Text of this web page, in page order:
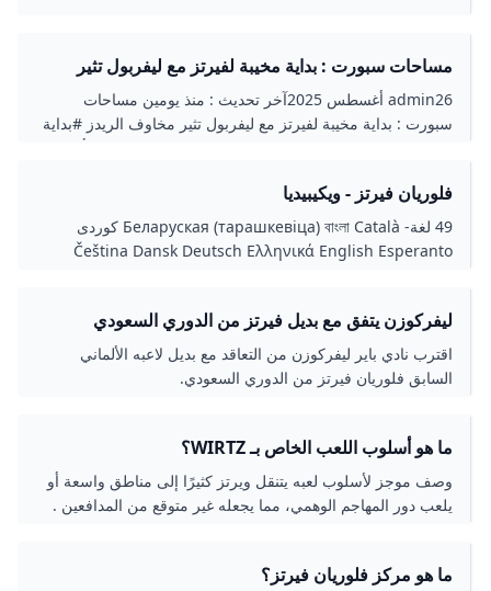
أهداف وكان راضيًا عن تمريرة حاسمة. تؤكد أرقام Vertz في
اللعبة ضد نيوكاسل – في الصورة – البدايات المخيبة للآمال للأحمر
التي تسبب مخاوفهم بشأن فشل الصفقة الألمانية. أخشى ما يخشاه
بافتقاره إلى التلاوة مع الجو الجديد ، خاصة وأن عائلته كانت خائفة
من سن مبكرة ، وفضحت نقل انتقاله إلى الخارج أو الانضمام إلى
بافاريا في ميونيخ. مساحات سبورت : بداية مخيبة لفيرتز مع
ليفربول تثير مخاوف الريدز أخبار الكرة الانجليزية,أخبار
مساحات سبورت : بداية مخيبة لفيرتز مع ليفربول تثير
مخاوف الريدز – مساحاتadmin26 أغسطس 2025آخر تحديث : منذ يومين مساحات
سبورت : بداية مخيبة لفيرتز مع ليفربول تثير مخاوف الريدز #بداية
#مخيبة #لفيرتز #مع #ليفربول #تثير #مخاوف #الريدز اقرأ
مساحات سبورت : ميندي ضد بينتو .. من يحمي شباكه أولًا في
كلاسيكو هونغ كونغ؟ مساحات سبورت : مدرب مالي: ديانج يستطيع
اللعب في ناد أوروبي كبير.. وأضع اسمه في التشكيل أولًا لم يكن
مرحبًا كورا وبداية الدولي الألماني فلوريان فيرتز مع ليفربول هو
عقده مقابل 125 مليون يورو. لعب Vertz 3 مباريات في الدوري
الإنجليزي الممتاز وفي العلامة غير الهادفة للربح مع ليفربول ، لكنه
لا يزال ينتظر هدفه الأول ، على الرغم من أن الفريق سجل 9
التي تسبب مخاوفهم بشأن فشل الصفقة الألمانية. أخشى ما يخشاه
ليفربول ومعجبيه من أن تكون البداية المخيبة للآمال لفيرز ترتبط
بافتقاره إلى التلاوة مع الجو الجديد ، خاصة وأن عائلته كانت خائفة
من سن مبكرة ، وفضحت نقل انتقاله إلى الخارج أو الانضمام إلى
ليفربول,الدوري الانجليزي,فلوريان فيرتز,فيرتز,ليفربول , #بداية
فلوريان فيرتز - ويكيبيديا
49 لغة- Беларуская (тарашкевіца) বাংলা Català کوردی
Čeština Dansk Deutsch Ελληνικά English Esperanto
Íslenska Italiano 日本語 ქართული Qaraqalpaqsha
Қазақша 한국어 Lietuvių Latviešu Bahasa Melayu
Nederlands Norsk bokmål Polski Português Română
Русский Srpskohrvatski / српскохрватски Slovenčina
الوصلاتعدلعدلعدلعدلعدلعدلعدلعدلعدلعدلعدل
ليفركوزن يتفق مع بديل فيرتز من الدوري السعودي
كووورة
اقترب نادي باير ليفركوزن من التعاقد مع بديل لاعبه الألماني
السابق فلوريان فيرتز من الدوري السعودي.
ما هو أسلوب اللعب الخاص بـ WIRTZ؟
وصف موجز لأسلوب لعبه يتنقل ويرتز كثيرًا إلى مناطق واسعة أو
يلعب دور المهاجم الوهمي، مما يجعله غير متوقع من المدافعين .
ما هو مركز فلوريان فيرتز؟